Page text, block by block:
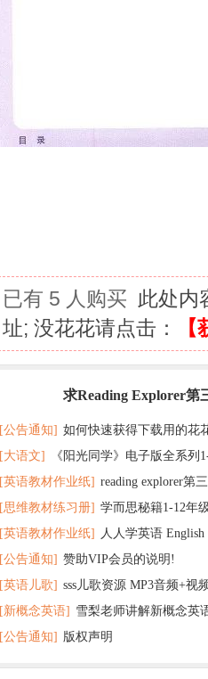
已有 5 人购买 此处内
址; 没花花请点击：
求Reading Explorer第
[公告通知] 如何快速获得下载用的花
[大语文]
《阳光同学》电子版全系列
+英语
[英语教材作业纸] reading explorer第
+音频 百度云网盘下载
[思维教材练习册] 学而思秘籍1-12年
子版PDF全册 百度网盘
[英语教材作业纸] 人人学英语
版pdf 百度网盘下载
[公告通知] 赞助VIP会员的说明!
[英语儿歌] sss儿歌资源 MP3音频+视
百度云网盘下载
[新概念英语] 雪梨老师讲解新概念英
[公告通知] 版权声明